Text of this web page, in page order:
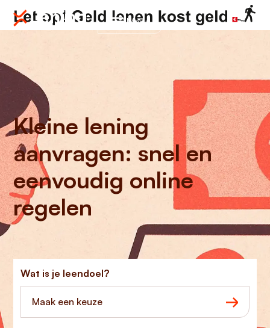
Menu
Kleine lening
aanvragen: snel en
eenvoudig online
regelen
Wat is je leendoel?
Maak een keuze